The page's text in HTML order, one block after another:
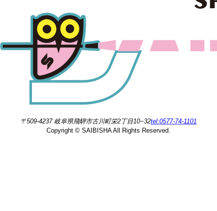
〒509-4237 岐阜県飛騨市古川町栄2丁目10−32tel:0577-74-1101
Copyright © SAIBISHA All Rights Reserved.